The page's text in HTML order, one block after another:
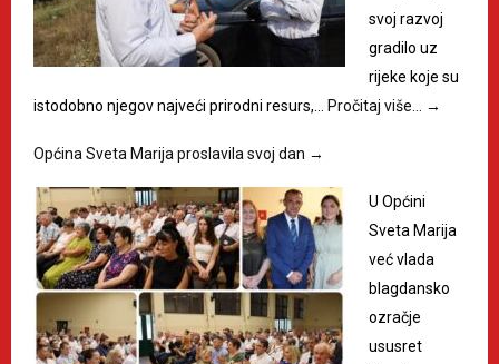
svoj razvoj
gradilo uz
rijeke koje su
istodobno njegov najveći prirodni resurs,… Pročitaj više… →
Općina Sveta Marija proslavila svoj dan →
U Općini
Sveta Marija
već vlada
blagdansko
ozračje
ususret